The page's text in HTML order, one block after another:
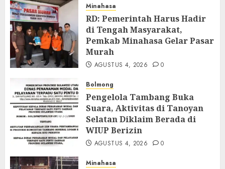
Minahasa
RD: Pemerintah Harus Hadir
di Tengah Masyarakat,
Pemkab Minahasa Gelar Pasar
Murah
AGUSTUS 4, 2026 0
Bolmong
Pengelola Tambang Buka
Suara, Aktivitas di Tanoyan
Selatan Diklaim Berada di
WIUP Berizin
AGUSTUS 4, 2026 0
Minahasa